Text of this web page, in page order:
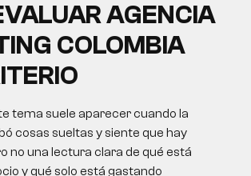
AGENCIA
COLOMBIA
tema suele aparecer cuando la
cosas sueltas y siente que hay
no una lectura clara de qué está
y qué solo está gastando